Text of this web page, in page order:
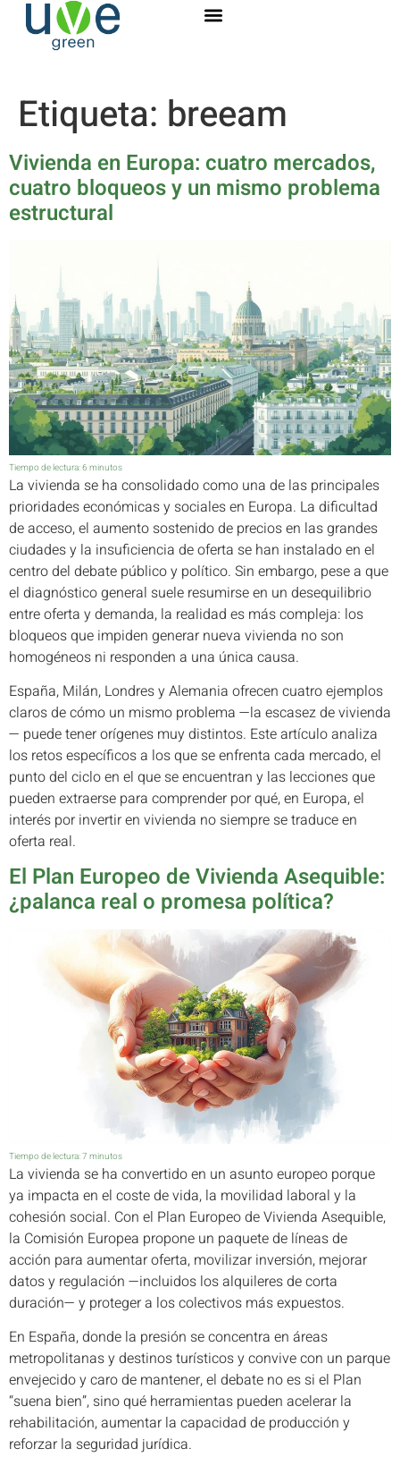
Etiqueta: breeam
Vivienda en Europa: cuatro mercados,
cuatro bloqueos y un mismo problema
estructural
Tiempo de lectura:6 minutos
La vivienda se ha consolidado como una de las principales
prioridades económicas y sociales en Europa. La dificultad
de acceso, el aumento sostenido de precios en las grandes
ciudades y la insuficiencia de oferta se han instalado en el
centro del debate público y político. Sin embargo, pese a que
el diagnóstico general suele resumirse en un desequilibrio
entre oferta y demanda, la realidad es más compleja: los
bloqueos que impiden generar nueva vivienda no son
homogéneos ni responden a una única causa.
España, Milán, Londres y Alemania ofrecen cuatro ejemplos
claros de cómo un mismo problema —la escasez de vivienda
— puede tener orígenes muy distintos. Este artículo analiza
los retos específicos a los que se enfrenta cada mercado, el
punto del ciclo en el que se encuentran y las lecciones que
pueden extraerse para comprender por qué, en Europa, el
interés por invertir en vivienda no siempre se traduce en
oferta real.
El Plan Europeo de Vivienda Asequible:
¿palanca real o promesa política?
Tiempo de lectura:7 minutos
La vivienda se ha convertido en un asunto europeo porque
ya impacta en el coste de vida, la movilidad laboral y la
cohesión social. Con el Plan Europeo de Vivienda Asequible,
la Comisión Europea propone un paquete de líneas de
acción para aumentar oferta, movilizar inversión, mejorar
datos y regulación —incluidos los alquileres de corta
duración— y proteger a los colectivos más expuestos.
En España, donde la presión se concentra en áreas
metropolitanas y destinos turísticos y convive con un parque
envejecido y caro de mantener, el debate no es si el Plan
“suena bien”, sino qué herramientas pueden acelerar la
rehabilitación, aumentar la capacidad de producción y
reforzar la seguridad jurídica.